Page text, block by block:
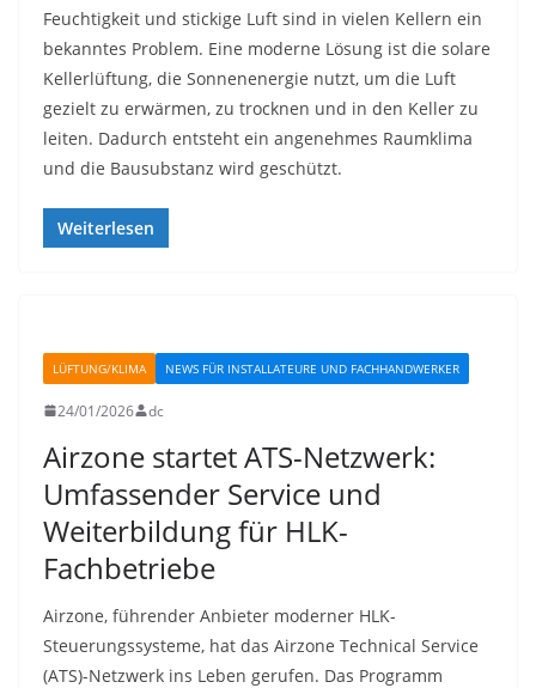
Feuchtigkeit und stickige Luft sind in vielen Kellern ein
bekanntes Problem. Eine moderne Lösung ist die solare
Kellerlüftung, die Sonnenenergie nutzt, um die Luft
gezielt zu erwärmen, zu trocknen und in den Keller zu
leiten. Dadurch entsteht ein angenehmes Raumklima
und die Bausubstanz wird geschützt.
Weiterlesen
LÜFTUNG/KLIMA NEWS FÜR INSTALLATEURE UND FACHHANDWERKER
24/01/2026 dc
Airzone startet ATS-Netzwerk:
Umfassender Service und
Weiterbildung für HLK-
Fachbetriebe
Airzone, führender Anbieter moderner HLK-
Steuerungssysteme, hat das Airzone Technical Service
(ATS)-Netzwerk ins Leben gerufen. Das Programm